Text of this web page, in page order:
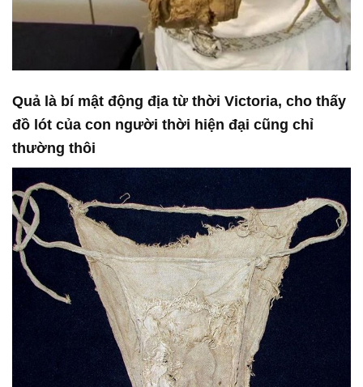
Quả là bí mật động địa từ thời Victoria, cho thấy
đồ lót của con người thời hiện đại cũng chỉ
thường thôi